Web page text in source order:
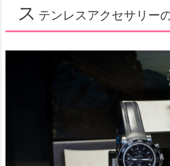
ス テンレスアクセサリー